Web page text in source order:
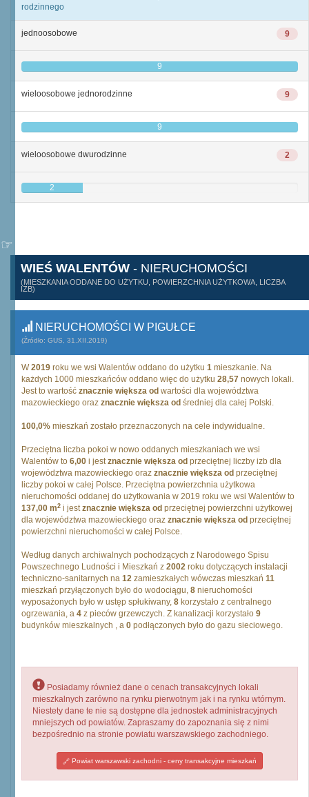
rodzinnego
9
jednoosobowe
9
9
wieloosobowe jednorodzinne
9
2
wieloosobowe dwurodzinne
2
WIEŚ WALENTÓW - NIERUCHOMOŚCI
(MIESZKANIA ODDANE DO UŻYTKU, POWIERZCHNIA UŻYTKOWA, LICZBA
IZB)
NIERUCHOMOŚCI W PIGUŁCE
(Źródło: GUS, 31.XII.2019)
W2019 roku we wsi Walentów oddano do użytku 1 mieszkanie. Na
każdych 1000 mieszkańców oddano więc do użytku 28,57 nowych lokali.
Jest to wartość znacznie większa od wartości dla województwa
mazowieckiego oraz znacznie większa od średniej dla całej Polski.
100,0% mieszkań zostało przeznaczonych na cele indywidualne.
Przeciętna liczba pokoi w nowo oddanych mieszkaniach we wsi
Walentów to 6,00 i jestznacznie większa od przeciętnej liczby izb dla
województwa mazowieckiego oraz znacznie większa od przeciętnej
liczby pokoi w całej Polsce. Przeciętna powierzchnia użytkowa
nieruchomości oddanej do użytkowania w 2019 roku we wsi Walentów to
137,00 m2 i jestznacznie większa od przeciętnej powierzchni użytkowej
dla województwa mazowieckiego oraz znacznie większa od przeciętnej
powierzchni nieruchomości w całej Polsce.
Według danych archiwalnych pochodzących z Narodowego Spisu
Powszechnego Ludności i Mieszkań z 2002 roku dotyczących instalacji
techniczno-sanitarnych na 12 zamieszkałych wówczas mieszkań 11
mieszkań przyłączonych było do wodociągu, 8 nieruchomości
wyposażonych było w ustęp spłukiwany, 8 korzystało z centralnego
ogrzewania, a 4 z pieców grzewczych. Z kanalizacji korzystało 9
budynków mieszkalnych , a 0 podłączonych było do gazu sieciowego.
Posiadamy również dane o cenach transakcyjnych lokali
mieszkalnych zarówno na rynku pierwotnym jak i na rynku wtórnym.
Niestety dane te nie są dostępne dla jednostek administracyjnych
mniejszych od powiatów. Zapraszamy do zapoznania się z nimi
bezpośrednio na stronie powiatu warszawskiego zachodniego.
Powiat warszawski zachodni - ceny transakcyjne mieszkań